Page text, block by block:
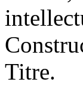
Titre.